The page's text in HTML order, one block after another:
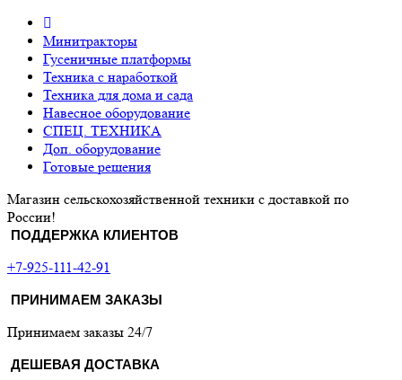
Минитракторы
Гусеничные платформы
Техника с наработкой
Техника для дома и сада
Навесное оборудование
СПЕЦ. ТЕХНИКА
Доп. оборудование
Готовые решения
Магазин сельскохозяйственной техники с доставкой по
России!
ПОДДЕРЖКА КЛИЕНТОВ
+7-925-111-42-91
ПРИНИМАЕМ ЗАКАЗЫ
Принимаем заказы 24/7
ДЕШЕВАЯ ДОСТАВКА